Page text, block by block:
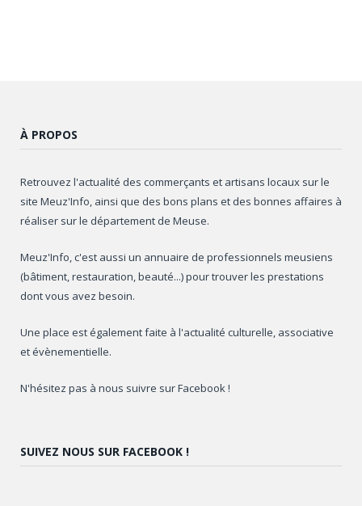
À PROPOS
Retrouvez l'actualité des commerçants et artisans locaux sur le
site Meuz'Info, ainsi que des bons plans et des bonnes affaires à
réaliser sur le département de Meuse.
Meuz'Info, c'est aussi un annuaire de professionnels meusiens
(bâtiment, restauration, beauté...) pour trouver les prestations
dont vous avez besoin.
Une place est également faite à l'actualité culturelle, associative
et évènementielle.
N'hésitez pas à nous suivre sur Facebook !
SUIVEZ NOUS SUR FACEBOOK !